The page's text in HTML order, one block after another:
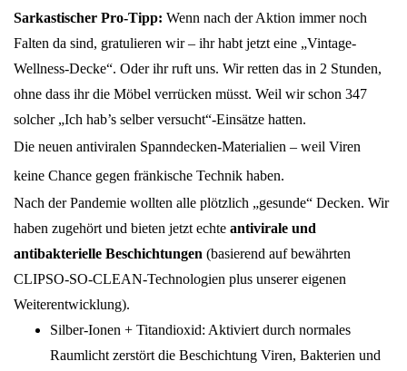
Sarkastischer Pro-Tipp: Wenn nach der Aktion immer noch
Falten da sind, gratulieren wir – ihr habt jetzt eine „Vintage-
Wellness-Decke“. Oder ihr ruft uns. Wir retten das in 2 Stunden,
ohne dass ihr die Möbel verrücken müsst. Weil wir schon 347
solcher „Ich hab’s selber versucht“-Einsätze hatten.
Die neuen antiviralen Spanndecken-Materialien – weil Viren
keine Chance gegen fränkische Technik haben.
Nach der Pandemie wollten alle plötzlich „gesunde“ Decken. Wir
haben zugehört und bieten jetzt echte antivirale und
antibakterielle Beschichtungen (basierend auf bewährten
CLIPSO-SO-CLEAN-Technologien plus unserer eigenen
Weiterentwicklung).
Silber-Ionen + Titandioxid: Aktiviert durch normales
Raumlicht zerstört die Beschichtung Viren, Bakterien und